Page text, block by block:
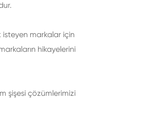
isteyen markalar için
hikayelerini
şişesi çözümlerimizi